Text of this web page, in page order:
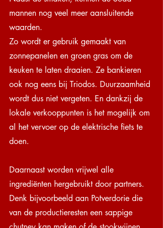
mannen nog veel meer aansluitende
waarden.
Zo wordt er gebruik gemaakt van
zonnepanelen en groen gras om de
keuken te laten draaien. Ze bankieren
ook nog eens bij Triodos. Duurzaamheid
wordt dus niet vergeten. En dankzij de
lokale verkooppunten is het mogelijk om
al het vervoer op de elektrische fiets te
doen.
Daarnaast worden vrijwel alle
ingrediënten hergebruikt door partners.
Denk bijvoorbeeld aan Potverdorie die
van de productieresten een sappige